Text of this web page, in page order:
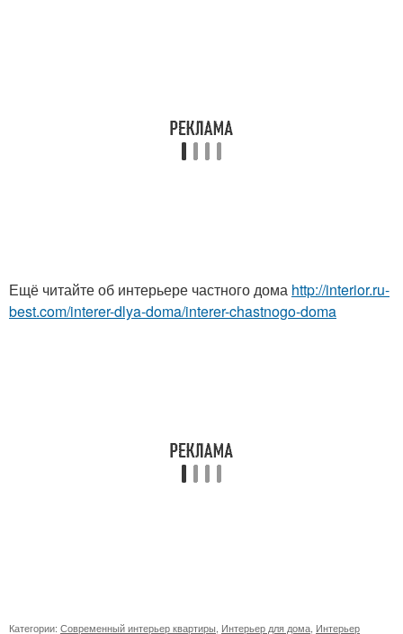
Ещё читайте об интерьере частного дома http://interior.ru-
best.com/interer-dlya-doma/interer-chastnogo-doma
Категории: Современный интерьер квартиры Интерьер для дома Интерьер